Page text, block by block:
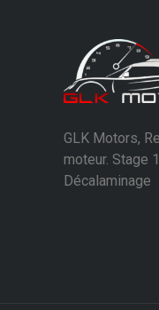
GLK Motors,
moteur. Stage
Décalaminage